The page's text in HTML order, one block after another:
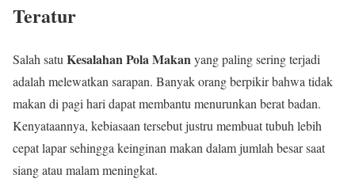
Teratur
Salah satu Kesalahan Pola Makanyang paling sering terjadi
adalah melewatkan sarapan. Banyak orang berpikir bahwa tidak
makan di pagi hari dapat membantu menurunkan berat badan.
Kenyataannya, kebiasaan tersebut justru membuat tubuh lebih
cepat lapar sehingga keinginan makan dalam jumlah besar saat
siang atau malam meningkat.